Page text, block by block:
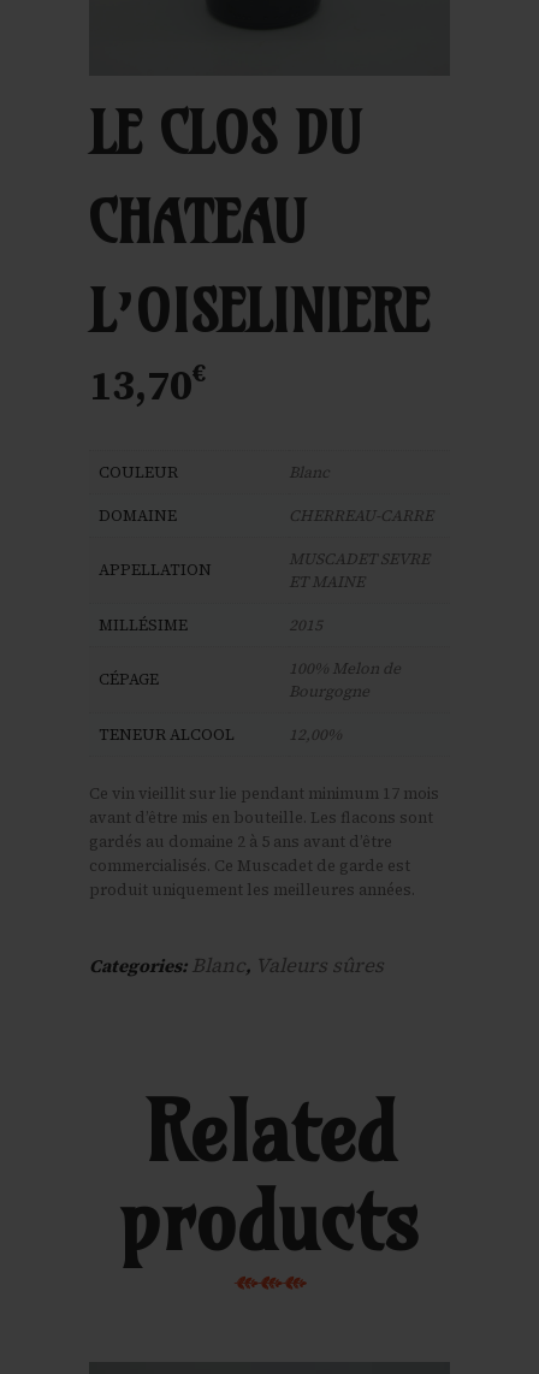
LE CLOS DU
CHATEAU
L’OISELINIERE
13,70€
COULEUR Blanc
DOMAINE CHERREAU-CARRE
APPELLATION
MUSCADET SEVRE
ET MAINE
MILLÉSIME 2015
CÉPAGE
100% Melon de
Bourgogne
TENEUR ALCOOL 12,00%
Ce vin vieillit sur lie pendant minimum 17 mois
avant d’être mis en bouteille. Les flacons sont
gardés au domaine 2 à 5 ans avant d’être
commercialisés. Ce Muscadet de garde est
produit uniquement les meilleures années.
Categories: Blanc, Valeurs sûres
Related
products